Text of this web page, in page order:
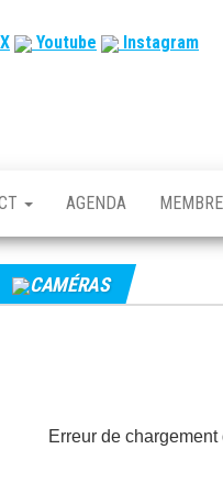
Youtube Instagram
AGENDA
CAMÉRAS
Erreur de chargement